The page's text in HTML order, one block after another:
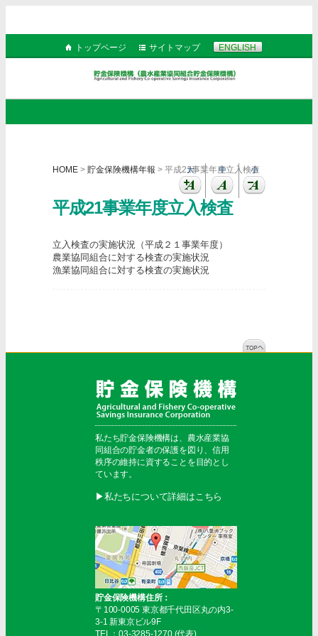
トップページ サイトマップ ENGLISH
HOME > 貯金保険機構年報 > 平成21事業年度立入検査
平成21事業年度立入検査
立入検査の実施状況（平成２１事業年度）
農業協同組合に対する検査の実施状況
漁業協同組合に対する検査の実施状況
大 中 小
私たち貯金保険機構は、農水産業協
同組合の貯金者の保護を図り、信用
秩序の維持に資することを目的とし
ています。
▶︎私たちについて詳細はこちら
貯金保険機構住所：
〒100-0005 東京都千代田区丸の内3-
3-1 新東京ビル9F
TEL：03-3285-1270 (代表)